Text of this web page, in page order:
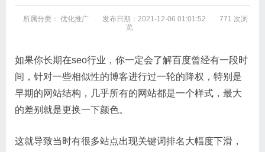
所属分类： 优化推广 发布日期：2021-12-06 01:01:52
771 次浏
览
如果你长期在seo行业，你一定会了解百度曾经有一段时
间，针对一些相似性的博客进行过一轮的降权，特别是
早期的网站结构，几乎所有的网站都是一个样式，最大
的差别就是更换一下颜色。
这就导致当时有很多站点出现关键词排名大幅度下滑，